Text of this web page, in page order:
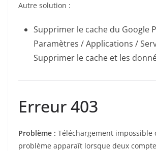
Autre solution :
Supprimer le cache du Google
Paramètres / Applications /
Supprimer le cache et les
Erreur 403
Problème : Téléchargement impossible
problème apparaît lorsque deux